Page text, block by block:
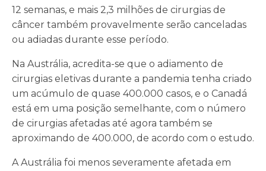
12 semanas, e mais 2,3 milhões de cirurgias de
câncer também provavelmente serão canceladas
ou adiadas durante esse período.
Na Austrália, acredita-se que o adiamento de
cirurgias eletivas durante a pandemia tenha criado
um acúmulo de quase 400.000 casos, e o Canadá
está em uma posição semelhante, com o número
de cirurgias afetadas até agora também se
aproximando de 400.000, de acordo com o estudo.
A Austrália foi menos severamente afetada em